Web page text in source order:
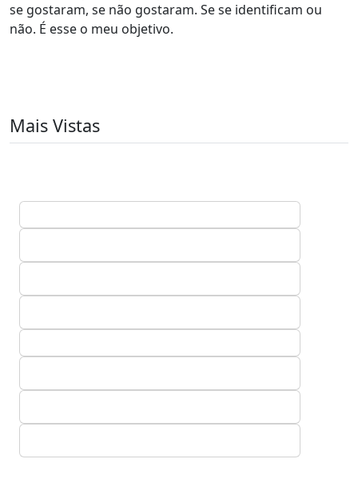
se gostaram, se não gostaram. Se se identificam ou
não. É esse o meu objetivo.
Mais Vistas